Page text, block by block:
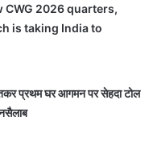
CWG 2026 quarters,
is taking India to
प्रथम घर आगमन पर सेहदा टोल